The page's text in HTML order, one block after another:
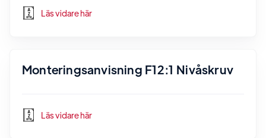
Läs vidare här
Monteringsanvisning F12:1 Nivåskruv
Läs vidare här